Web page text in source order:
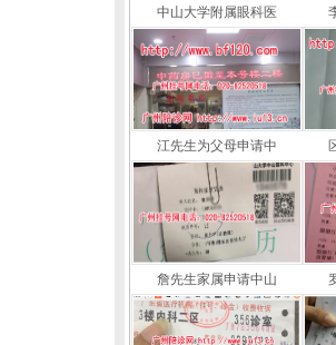
中山大学附属眼科医
江先生为父母申请中
詹先生家属申请中山